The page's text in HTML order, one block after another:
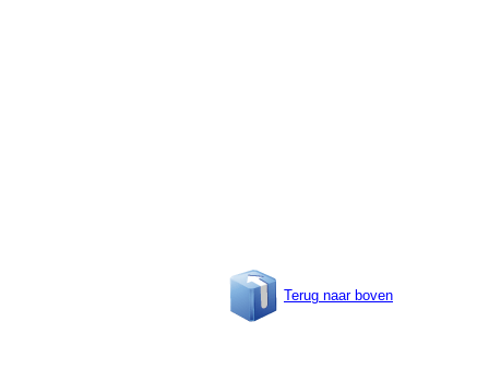
Terug naar boven